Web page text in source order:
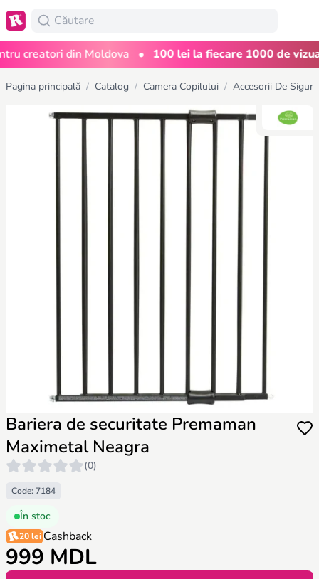
creatori din Moldova • 100 lei la fiecare 1000 de
Pagina principală / Catalog / Camera Copilului / Accesorii De
Bariera de securitate Premaman
Maximetal Neagra
(0)
Code: 7184
În stoc
20 lei Cashback
999 MDL